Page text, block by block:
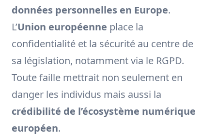
données personnelles en Europe.
L’Union européenne place la
confidentialité et la sécurité au centre de
sa législation, notamment via le RGPD.
Toute faille mettrait non seulement en
danger les individus mais aussi la
crédibilité de l’écosystème numérique
européen.